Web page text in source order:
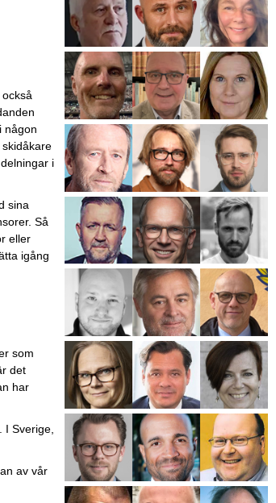
någon
i
sina
Så
eller
igång
som
det
har
Sverige,
av vår